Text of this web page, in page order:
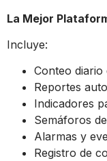
La Mejor
Incluye:
Conteo diario
Reportes
Indicadores
Semáforos
Alarmas y
Registro de